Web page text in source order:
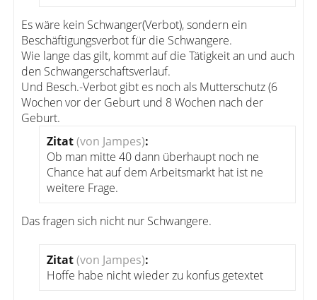
Es wäre kein Schwanger(Verbot), sondern ein
Beschäftigungsverbot für die Schwangere.
Wie lange das gilt, kommt auf die Tätigkeit an und auch
den Schwangerschaftsverlauf.
Und Besch.-Verbot gibt es noch als Mutterschutz (6
Wochen vor der Geburt und 8 Wochen nach der
Geburt.
Zitat(von Jampes):
Ob man mitte 40 dann überhaupt noch ne
Chance hat auf dem Arbeitsmarkt hat ist ne
weitere Frage.
Das fragen sich nicht nur Schwangere.
Zitat(von Jampes):
Hoffe habe nicht wieder zu konfus getextet